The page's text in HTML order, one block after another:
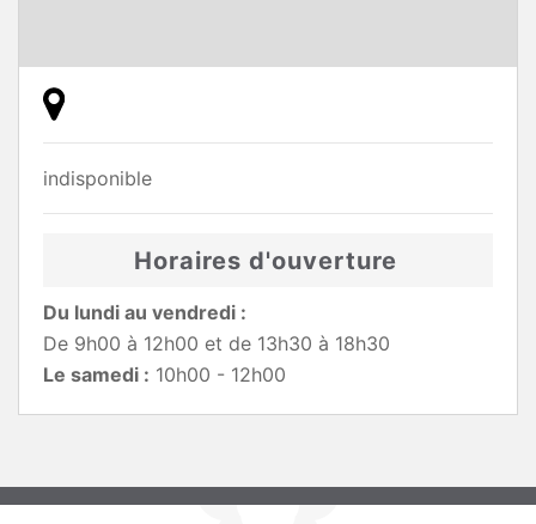
indisponible
Horaires d'ouverture
Du lundi au vendredi :
De 9h00 à 12h00 et de 13h30 à 18h30
Le samedi : 10h00 - 12h00